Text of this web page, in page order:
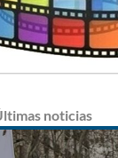
noticias